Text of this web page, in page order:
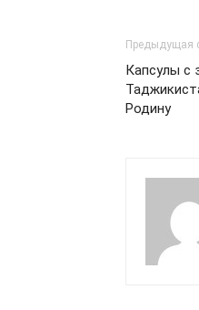
Предыдущая
Капсулы с
Родину